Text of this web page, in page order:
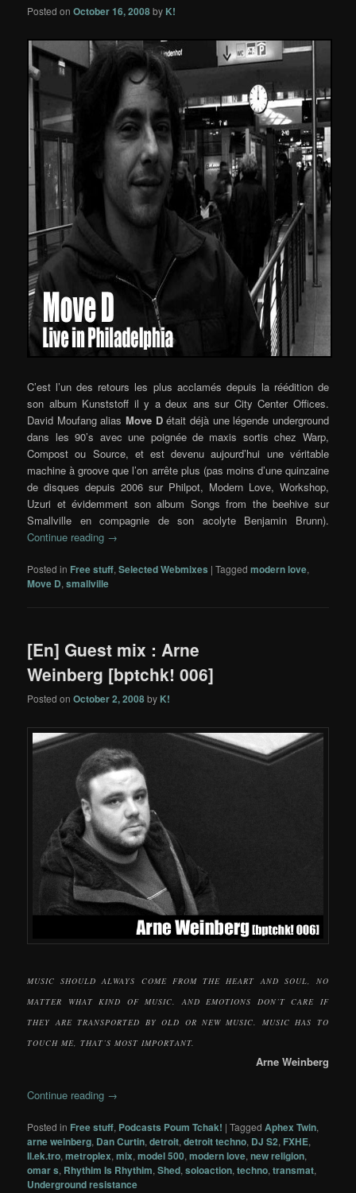
Posted onOctober 16, 2008by K!
C’est l’un des retours les plus acclamés depuis la réédition de
son album Kunststoff il y a deux ans sur City Center Offices.
David Moufang aliasMove Détait déjà une légende underground
dans les 90’s avec une poignée de maxis sortis chez Warp,
Compost ou Source, et est devenu aujourd’hui une véritable
machine à groove que l’on arrête plus (pas moins d’une quinzaine
de disques depuis 2006 sur Philpot, Modern Love, Workshop,
Uzuri et évidemment son album Songs from the beehive sur
Smallville en compagnie de son acolyte Benjamin Brunn).
Continue reading →
Posted in Free stuff,Selected Webmixes |Tagged modern love,
Move D,smallville
[En] Guest mix : Arne
Weinberg [bptchk! 006]
Posted onOctober 2, 2008by K!
MUSIC SHOULD ALWAYS COME FROM THE HEART AND SOUL, NO
MATTER WHAT KIND OF MUSIC. AND EMOTIONS DON’T CARE IF
THEY ARE TRANSPORTED BY OLD OR NEW MUSIC. MUSIC HAS TO
TOUCH ME, THAT’S MOST IMPORTANT.
Arne Weinberg
Continue reading →
Posted in Free stuff, Podcasts Poum Tchak! |Tagged Aphex Twin,
arne weinberg, Dan Curtin,detroit,detroit techno, DJ S2, FXHE,
Il.ek.tro,metroplex,mix,model 500,modern love,new religion,
omar s, Rhythim Is Rhythim,Shed,soloaction,techno,transmat,
Underground resistance